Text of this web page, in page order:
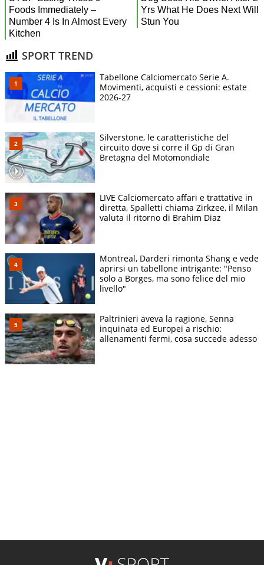
SPORT TREND
Tabellone Calciomercato Serie A.
Movimenti, acquisti e cessioni: estate
2026-27
Silverstone, le caratteristiche del
circuito dove si corre il Gp di Gran
Bretagna del Motomondiale
LIVE Calciomercato affari e trattative in
diretta, Spalletti chiama Zirkzee, il Milan
valuta il ritorno di Brahim Diaz
Montreal, Darderi rimonta Shang e vede
aprirsi un tabellone intrigante: "Penso
solo a Borges, ma sono felice del mio
livello"
Paltrinieri aveva la ragione, Senna
inquinata ed Europei a rischio:
allenamenti fermi, cosa succede adesso